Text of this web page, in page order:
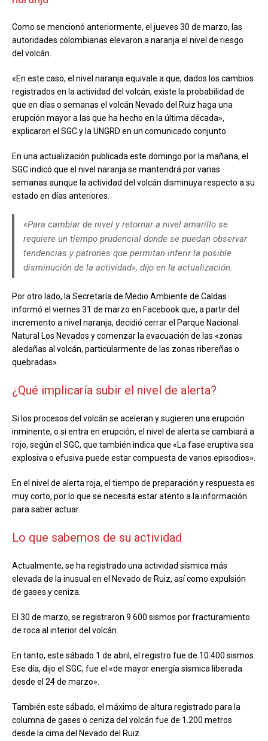
Como se mencionó anteriormente, el jueves 30 de marzo, las
autoridades colombianas elevaron a naranja el nivel de riesgo
del volcán.
«En este caso, el nivel naranja equivale a que, dados los cambios
registrados en la actividad del volcán, existe la probabilidad de
que en días o semanas el volcán Nevado del Ruiz haga una
erupción mayor a las que ha hecho en la última década»,
explicaron el SGC y la UNGRD en un comunicado conjunto.
En una actualización publicada este domingo por la mañana, el
SGC indicó que el nivel naranja se mantendrá por varias
semanas aunque la actividad del volcán disminuya respecto a su
estado en días anteriores.
«Para cambiar de nivel y retornar a nivel amarillo se
requiere un tiempo prudencial donde se puedan observar
tendencias y patrones que permitan inferir la posible
disminución de la actividad», dijo en la actualización.
Por otro lado, la Secretaría de Medio Ambiente de Caldas
informó el viernes 31 de marzo en Facebook que, a partir del
incremento a nivel naranja, decidió cerrar el Parque Nacional
Natural Los Nevados y comenzar la evacuación de las «zonas
aledañas al volcán, particularmente de las zonas ribereñas o
quebradas».
¿Qué implicaría subir el nivel de alerta?
Si los procesos del volcán se aceleran y sugieren una erupción
inminente, o si entra en erupción, el nivel de alerta se cambiará a
rojo, según el SGC, que también indica que «La fase eruptiva sea
explosiva o efusiva puede estar compuesta de varios episodios».
En el nivel de alerta roja, el tiempo de preparación y respuesta es
muy corto, por lo que se necesita estar atento a la información
para saber actuar.
Lo que sabemos de su actividad
Actualmente, se ha registrado una actividad sísmica más
elevada de la inusual en el Nevado de Ruiz, así como expulsión
de gases y ceniza.
El 30 de marzo, se registraron 9.600 sismos por fracturamiento
de roca al interior del volcán.
En tanto, este sábado 1 de abril, el registro fue de 10.400 sismos.
Ese día, dijo el SGC, fue el «de mayor energía sísmica liberada
desde el 24 de marzo».
También este sábado, el máximo de altura registrado para la
columna de gases o ceniza del volcán fue de 1.200 metros
desde la cima del Nevado del Ruiz.